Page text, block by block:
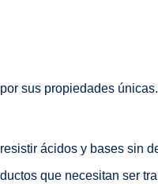
sus propiedades
ácidos y bases sin
que necesitan ser